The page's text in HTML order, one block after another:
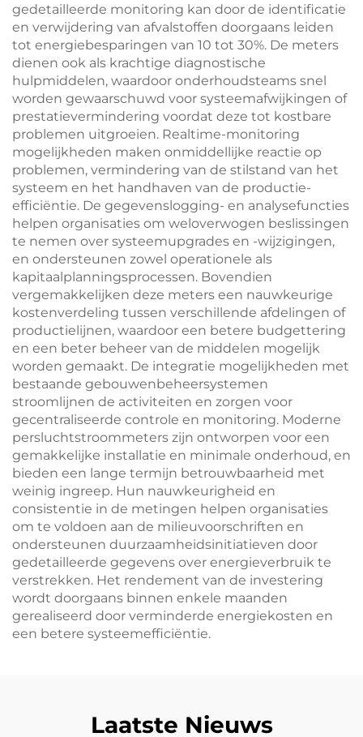
gedetailleerde monitoring kan door de identificatie
en verwijdering van afvalstoffen doorgaans leiden
tot energiebesparingen van 10 tot 30%. De meters
dienen ook als krachtige diagnostische
hulpmiddelen, waardoor onderhoudsteams snel
worden gewaarschuwd voor systeemafwijkingen of
prestatievermindering voordat deze tot kostbare
problemen uitgroeien. Realtime-monitoring
mogelijkheden maken onmiddellijke reactie op
problemen, vermindering van de stilstand van het
systeem en het handhaven van de productie-
efficiëntie. De gegevenslogging- en analysefuncties
helpen organisaties om weloverwogen beslissingen
te nemen over systeemupgrades en -wijzigingen,
en ondersteunen zowel operationele als
kapitaalplanningsprocessen. Bovendien
vergemakkelijken deze meters een nauwkeurige
kostenverdeling tussen verschillende afdelingen of
productielijnen, waardoor een betere budgettering
en een beter beheer van de middelen mogelijk
worden gemaakt. De integratie mogelijkheden met
bestaande gebouwenbeheersystemen
stroomlijnen de activiteiten en zorgen voor
gecentraliseerde controle en monitoring. Moderne
persluchtstroommeters zijn ontworpen voor een
gemakkelijke installatie en minimale onderhoud, en
bieden een lange termijn betrouwbaarheid met
weinig ingreep. Hun nauwkeurigheid en
consistentie in de metingen helpen organisaties
om te voldoen aan de milieuvoorschriften en
ondersteunen duurzaamheidsinitiatieven door
gedetailleerde gegevens over energieverbruik te
verstrekken. Het rendement van de investering
wordt doorgaans binnen enkele maanden
gerealiseerd door verminderde energiekosten en
een betere systeemefficiëntie.
Laatste Nieuws